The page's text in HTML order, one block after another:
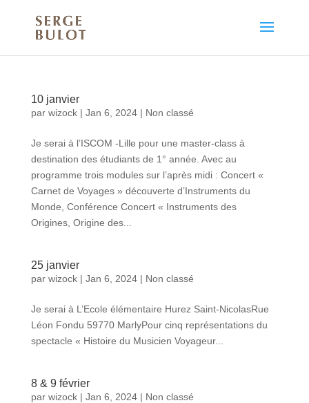
10 janvier
par wizock| Jan 6, 2024| Non classé
Je serai à l’ISCOM -Lille pour une master-class à
destination des étudiants de 1° année. Avec au
programme trois modules sur l’après midi : Concert «
Carnet de Voyages » découverte d’Instruments du
Monde, Conférence Concert « Instruments des
Origines, Origine des...
25 janvier
par wizock| Jan 6, 2024| Non classé
Je serai à L’Ecole élémentaire Hurez Saint-NicolasRue
Léon Fondu 59770 MarlyPour cinq représentations du
spectacle « Histoire du Musicien Voyageur...
8 & 9 février
par wizock| Jan 6, 2024| Non classé